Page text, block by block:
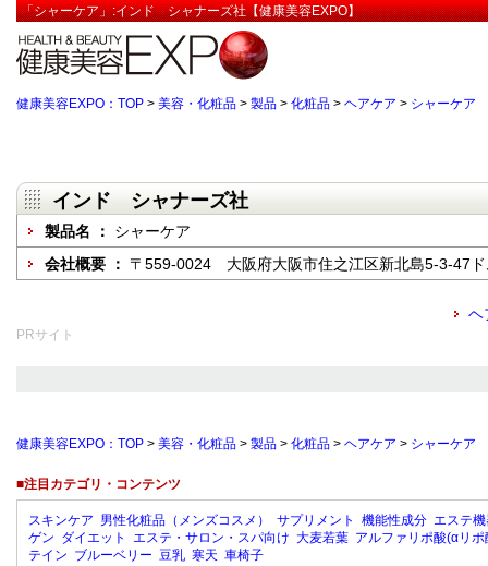
「シャーケア」:インド シャナーズ社【健康美容EXPO】
健康美容EXPO：TOP > 美容・化粧品 > 製品 > 化粧品 > ヘアケア > シャーケア
インド シャナーズ社
製品名 ： シャーケア
会社概要 ： 〒559-0024 大阪府大阪市住之江区新北島5-3-47
ヘ
PRサイト
健康美容EXPO：TOP > 美容・化粧品 > 製品 > 化粧品 > ヘアケア > シャーケア
■注目カテゴリ・コンテンツ
スキンケア 男性化粧品（メンズコスメ） サプリメント 機能性成分 エステ
ゲン ダイエット エステ・サロン・スパ向け 大麦若葉 アルファリポ酸(αリポ
テイン ブルーベリー 豆乳 寒天 車椅子